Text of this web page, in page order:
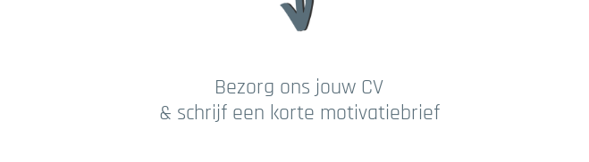
Bezorg ons jouw CV
& schrijf een korte motivatiebrief